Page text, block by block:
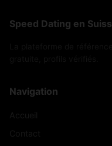
Speed Dating en
Navigation